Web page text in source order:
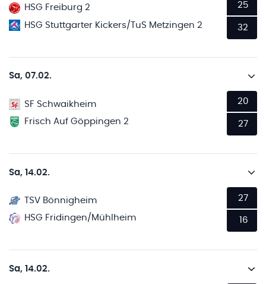
HSG Freiburg 2
HSG Stuttgarter Kickers/TuS Metzingen 2
25
32
Sa, 07.02.
SF Schwaikheim
Frisch Auf Göppingen 2
20
27
Sa, 14.02.
TSV Bönnigheim
HSG Fridingen/Mühlheim
27
16
Sa, 14.02.